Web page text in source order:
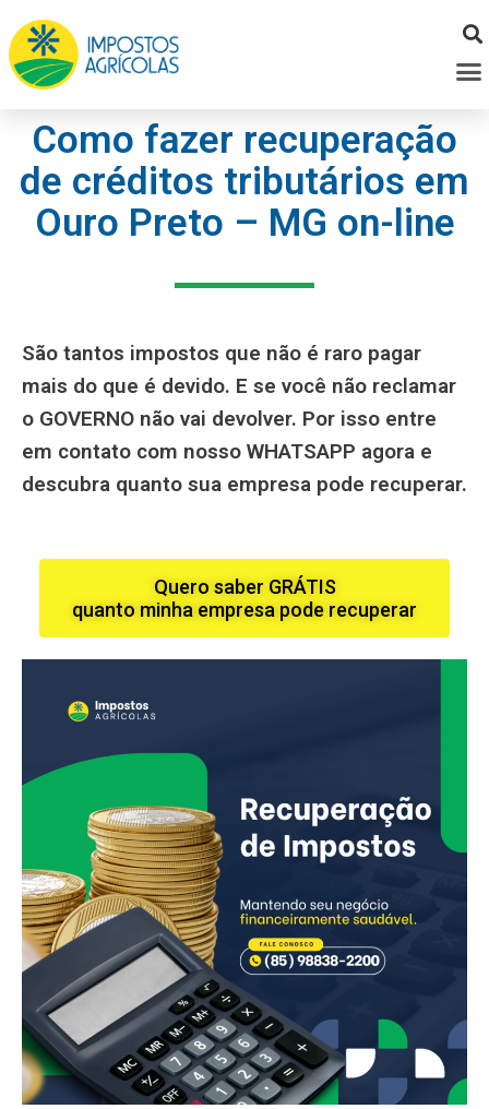
para
Como fazer recuperação
de créditos tributários em
Ouro Preto – MG on-line
São tantos impostos que não é raro pagar
mais do que é devido. E se você não reclamar
o GOVERNO não vai devolver. Por isso entre
em contato com nosso WHATSAPP agora e
descubra quanto sua empresa pode recuperar.
Quero saber GRÁTIS
quanto minha empresa pode recuperar